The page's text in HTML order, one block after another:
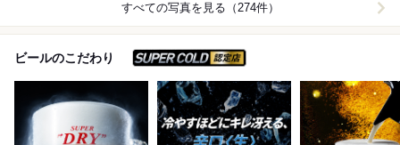
すべての写真を見る（274件）
ビールのこだわり